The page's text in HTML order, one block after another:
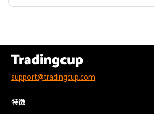
support@tradingcup.com
特徴